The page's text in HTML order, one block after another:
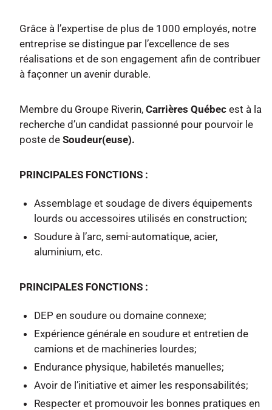
Grâce à l’expertise de plus de 1000 employés, notre
entreprise se distingue par l’excellence de ses
réalisations et de son engagement afin de contribuer
à façonner un avenir durable.
Membre du Groupe Riverin, Carrières Québec est à la
recherche d’un candidat passionné pour pourvoir le
poste de Soudeur(euse).
PRINCIPALES FONCTIONS :
Assemblage et soudage de divers équipements
lourds ou accessoires utilisés en construction;
Soudure à l’arc, semi-automatique, acier,
aluminium, etc.
PRINCIPALES FONCTIONS :
DEP en soudure ou domaine connexe;
Expérience générale en soudure et entretien de
camions et de machineries lourdes;
Endurance physique, habiletés manuelles;
Avoir de l’initiative et aimer les responsabilités;
Respecter et promouvoir les bonnes pratiques en